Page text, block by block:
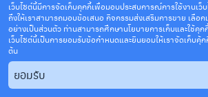
เว็บไซต์นี้มีการจัดเก็บคุกกี้เพื่อมอบประสบการณ์การใช้งานเ
ถึงให้เราสามารถมอบข้อเสนอ กิจกรรมส่งเสริมการขาย เลือ
อย่างเป็นส่วนตัว ท่านสามารถศึกษานโยบายการเก็บและใช้คุก
เว็บไซต์นี้เป็นการยอมรับข้อกำหนดและยินยอมให้เราจัดเก็บคุ้
ต้น
ยอมรับ